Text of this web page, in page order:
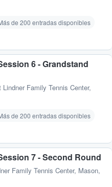
de 200 entradas disponibles
6 - Grandstand
Family Tennis Center,
de 200 entradas disponibles
7 - Second Round
Family Tennis Center, Mason,